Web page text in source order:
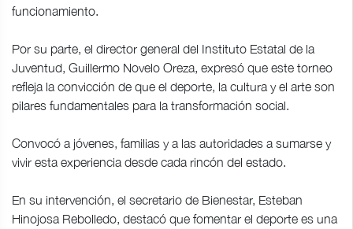
funcionamiento.
Por su parte, el director general del Instituto Estatal de la
Juventud, Guillermo Novelo Oreza, expresó que este torneo
refleja la convicción de que el deporte, la cultura y el arte son
pilares fundamentales para la transformación social.
Convocó a jóvenes, familias y a las autoridades a sumarse y
vivir esta experiencia desde cada rincón del estado.
En su intervención, el secretario de Bienestar, Esteban
Hinojosa Rebolledo, destacó que fomentar el deporte es una